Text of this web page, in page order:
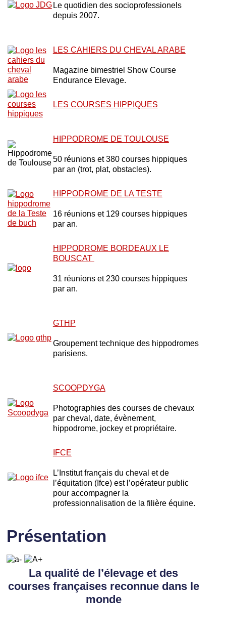
Le quotidien des socioprofessionels
depuis 2007.
LES CAHIERS DU CHEVAL ARABE
Magazine bimestriel Show Course
Endurance Elevage.
LES COURSES HIPPIQUES
HIPPODROME DE TOULOUSE
50 réunions et 380 courses hippiques
par an (trot, plat, obstacles).
HIPPODROME DE LA TESTE
16 réunions et 129 courses hippiques
par an.
HIPPODROME BORDEAUX LE
BOUSCAT
31 réunions et 230 courses hippiques
par an.
GTHP
Groupement technique des hippodromes
parisiens.
SCOOPDYGA
Photographies des courses de chevaux
par cheval, date, évènement,
hippodrome, jockey et propriétaire.
IFCE
L’Institut français du cheval et de
l’équitation (Ifce) est l’opérateur public
pour accompagner la
professionnalisation de la filière équine.
Présentation
La qualité de l’élevage et des
courses françaises reconnue dans le
monde